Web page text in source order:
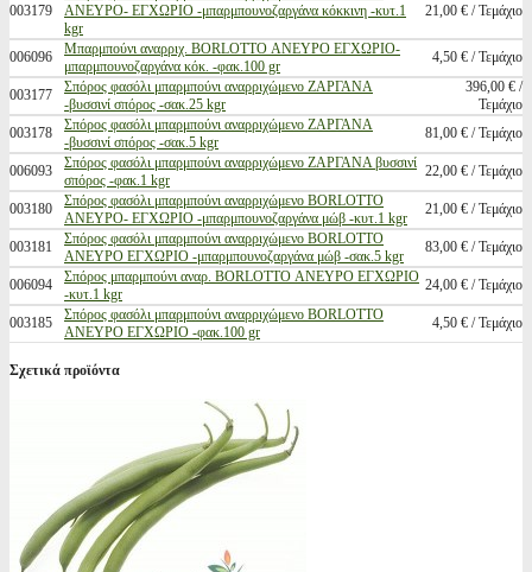
003179
ΑΝΕΥΡΟ- ΕΓΧΩΡΙΟ -μπαρμπουνοζαργάνα κόκκινη -κυτ.1
kgr
21,00 € / Τεμάχιο
006096
Μπαρμπούνι αναρριχ. BORLOTTO ΑΝΕΥΡΟ ΕΓΧΩΡΙΟ-
μπαρμπουνοζαργάνα κόκ. -φακ.100 gr
4,50 € / Τεμάχιο
003177
Σπόρος φασόλι μπαρμπούνι αναρριχώμενο ΖΑΡΓΑΝΑ
-βυσσινί σπόρος -σακ.25 kgr
396,00 € /
Τεμάχιο
003178
Σπόρος φασόλι μπαρμπούνι αναρριχώμενο ΖΑΡΓΑΝΑ
-βυσσινί σπόρος -σακ.5 kgr
81,00 € / Τεμάχιο
006093
Σπόρος φασόλι μπαρμπούνι αναρριχώμενο ΖΑΡΓΑΝΑ βυσσινί
σπόρος -φακ.1 kgr
22,00 € / Τεμάχιο
003180
Σπόρος φασόλι μπαρμπούνι αναρριχώμενο BORLOTTO
ΑΝΕΥΡΟ- ΕΓΧΩΡΙΟ -μπαρμπουνοζαργάνα μώβ -κυτ.1 kgr
21,00 € / Τεμάχιο
003181
Σπόρος φασόλι μπαρμπούνι αναρριχώμενο BORLOTTO
ΑΝΕΥΡΟ ΕΓΧΩΡΙΟ -μπαρμπουνοζαργάνα μώβ -σακ.5 kgr
83,00 € / Τεμάχιο
006094
Σπόρος μπαρμπούνι αναρ. BORLOTTO ΑΝΕΥΡΟ ΕΓΧΩΡΙΟ
-κυτ.1 kgr
24,00 € / Τεμάχιο
003185
Σπόρος φασόλι μπαρμπούνι αναρριχώμενο BORLOTTO
ΑΝΕΥΡΟ ΕΓΧΩΡΙΟ -φακ.100 gr
4,50 € / Τεμάχιο
Σχετικά προϊόντα